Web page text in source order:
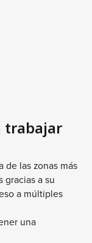
trabajar
de las zonas más
gracias a su
a múltiples
una